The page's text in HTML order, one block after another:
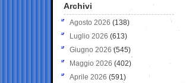
Archivi
Agosto 2026 (138)
Luglio 2026 (613)
Giugno 2026 (545)
Maggio 2026 (402)
Aprile 2026 (591)